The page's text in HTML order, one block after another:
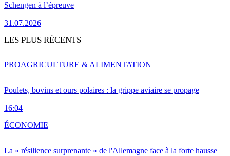
Schengen à l’épreuve
31.07.2026
LES PLUS RÉCENTS
Poulets, bovins et ours polaires : la grippe aviaire se propage
16:04
PROAGRICULTURE & ALIMENTATION
La « résilience surprenante » de l'Allemagne face à la forte hausse
ÉCONOMIE